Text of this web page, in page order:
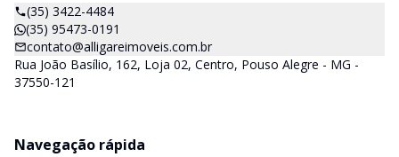
(35) 3422-4484
(35) 95473-0191
contato@alligareimoveis.com.br
Rua João Basílio, 162, Loja 02, Centro, Pouso Alegre - MG -
37550-121
Navegação rápida